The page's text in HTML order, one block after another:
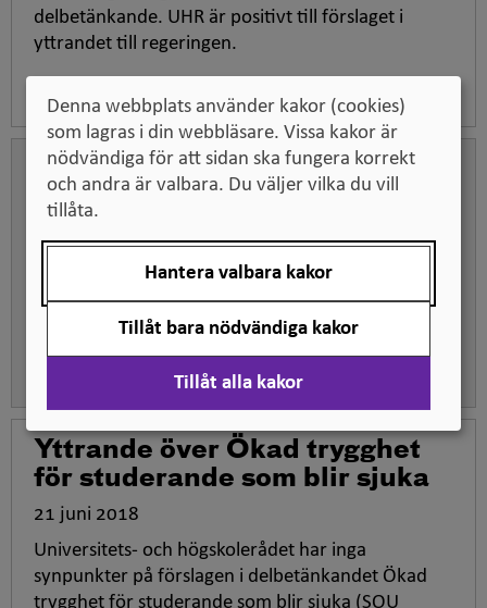
delbetänkande. UHR är positivt till förslaget i
yttrandet till regeringen.
Yttrande över Statens stöd till
trossamfund i ett
Universitets- och högskolerådet har inga
synpunkter på förslagen i betänkandet.
Yttrande över Ökad trygghet
för studerande som blir sjuka
21 juni 2018
Universitets- och högskolerådet har inga
synpunkter på förslagen i delbetänkandet Ökad
trygghet för studerande som blir sjuka (SOU
Denna webbplats använder kakor (cookies)
som lagras i din webbläsare. Vissa kakor är
nödvändiga för att sidan ska fungera korrekt
och andra är valbara. Du väljer vilka du vill
tillåta.
Hantera valbara kakor
Tillåt bara nödvändiga kakor
Tillåt alla kakor